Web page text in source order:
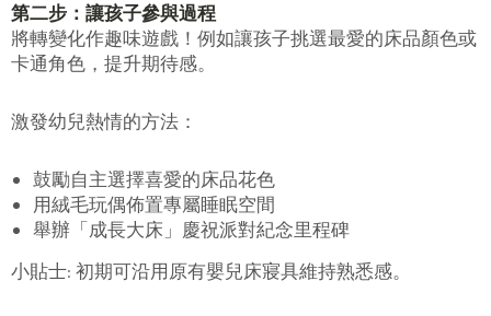
第二步：讓孩子參與過程
將轉變化作趣味遊戲！例如讓孩子挑選最愛的床品顏色或
卡通角色，提升期待感。
激發幼兒熱情的方法：
鼓勵自主選擇喜愛的床品花色
用絨毛玩偶佈置專屬睡眠空間
舉辦「成長大床」慶祝派對紀念里程碑
小貼士: 初期可沿用原有嬰兒床寢具維持熟悉感。